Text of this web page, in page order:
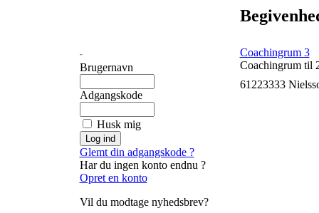
Brugernavn
Adgangskode
Husk mig
Glemt din adgangskode ?
Har du ingen konto endnu ?
Opret en konto
Vil du modtage nyhedsbrev?
Coachingrum 3
Coachingrum til
61223333